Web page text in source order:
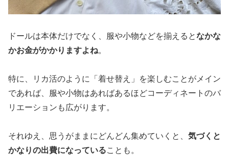
ドールは本体だけでなく、服や小物などを揃えるとなかな
かお金がかかりますよね。
特に、リカ活のように「着せ替え」を楽しむことがメイン
であれば、服や小物はあればあるほどコーディネートのバ
リエーションも広がります。
それゆえ、思うがままにどんどん集めていくと、 気づくと
かなりの出費になっていることも。